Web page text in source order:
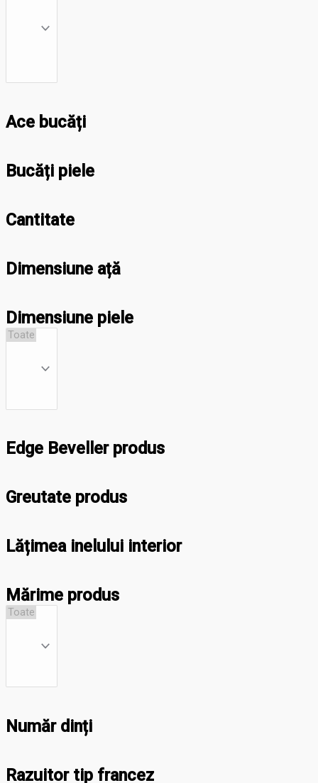
Ace bucăți
Bucăți piele
Cantitate
Dimensiune ață
Dimensiune piele
Edge Beveller produs
Greutate produs
Lățimea inelului interior
Mărime produs
Număr dinți
Razuitor tip francez